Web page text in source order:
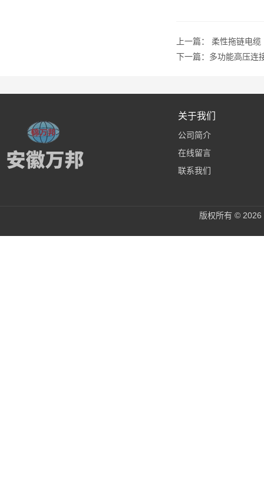
上一篇： 柔性拖链电缆
下一篇： 多功能高压连
关于我们
公司简介
在线留言
联系我们
版权所有 ©